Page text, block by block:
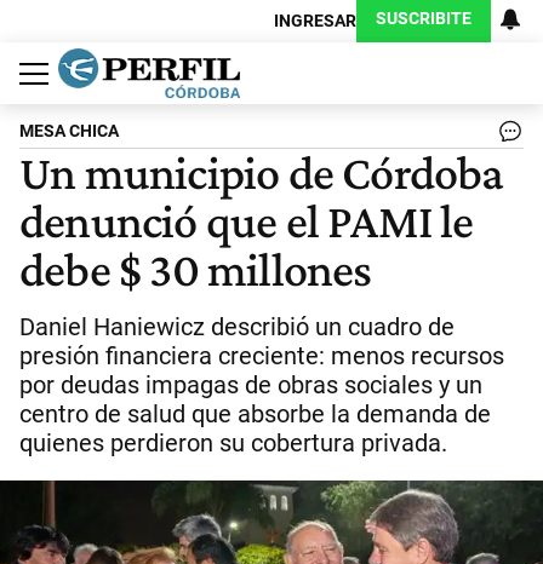
INGRESAR SUSCRIBITE
Política
Economía
Judiciales
Sociedad
Cultura
Espectáculos
Deportes
Protagonistas
MESA CHICA
Un municipio de Córdoba
denunció que el PAMI le
debe $ 30 millones
Daniel Haniewicz describió un cuadro de
presión financiera creciente: menos recursos
por deudas impagas de obras sociales y un
centro de salud que absorbe la demanda de
quienes perdieron su cobertura privada.